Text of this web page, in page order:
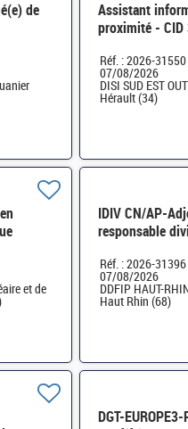
de
Assistant
proximité - CID
Réf. : 2026-31550
07/08/2026
DISI SUD EST
Hérault (34)
et de
IDIV CN/AP-
responsable
Formation
H/F
Réf. : 2026-31396
07/08/2026
DDFIP HAUT-
Haut Rhin (68)
DGT-